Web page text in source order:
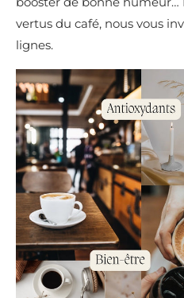
vertus du café, nous vous
lignes.